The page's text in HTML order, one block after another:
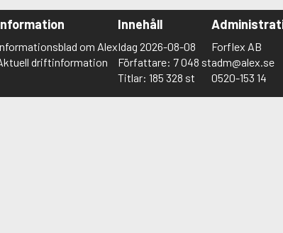
om Alex
driftinformation
Innehåll
Idag 2026-08-08
Författare: 7 048 st
Titlar: 185 328 st
Forflex AB
adm@alex.se
0520-153 14